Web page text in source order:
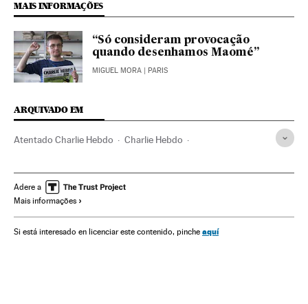
MAIS INFORMAÇÕES
“Só consideram provocação
quando desenhamos Maomé”
MIGUEL MORA | PARIS
ARQUIVADO EM
Atentado Charlie Hebdo Charlie Hebdo
Atentados terroristas França
Meios comunicação Europa Terrorismo Comunicação
Adere a
Mais informações
Si está interesado en licenciar este contenido, pinche aquí